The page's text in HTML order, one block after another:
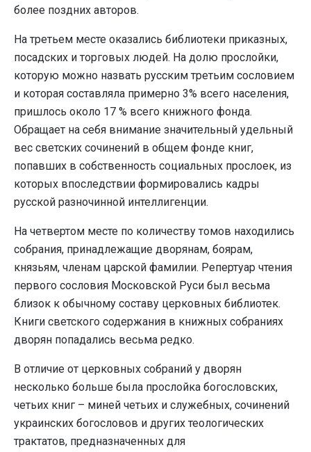
более поздних авторов.
На третьем месте оказались библиотеки приказных,
посадских и торговых людей. На долю прослойки,
которую можно назвать русским третьим сословием
и которая составляла примерно 3% всего населения,
пришлось около 17 % всего книжного фонда.
Обращает на себя внимание значительный удельный
вес светских сочинений в общем фонде книг,
попавших в собственность социальных прослоек, из
которых впоследствии формировались кадры
русской разночинной интеллигенции.
На четвертом месте по количеству томов находились
собрания, принадлежащие дворянам, боярам,
князьям, членам царской фамилии. Репертуар чтения
первого сословия Московской Руси был весьма
близок к обычному составу церковных библиотек.
Книги светского содержания в книжных собраниях
дворян попадались весьма редко.
В отличие от церковных собраний у дворян
несколько больше была прослойка богословских,
четьих книг – миней четьих и служебных, сочинений
украинских богословов и других теологических
трактатов, предназначенных для